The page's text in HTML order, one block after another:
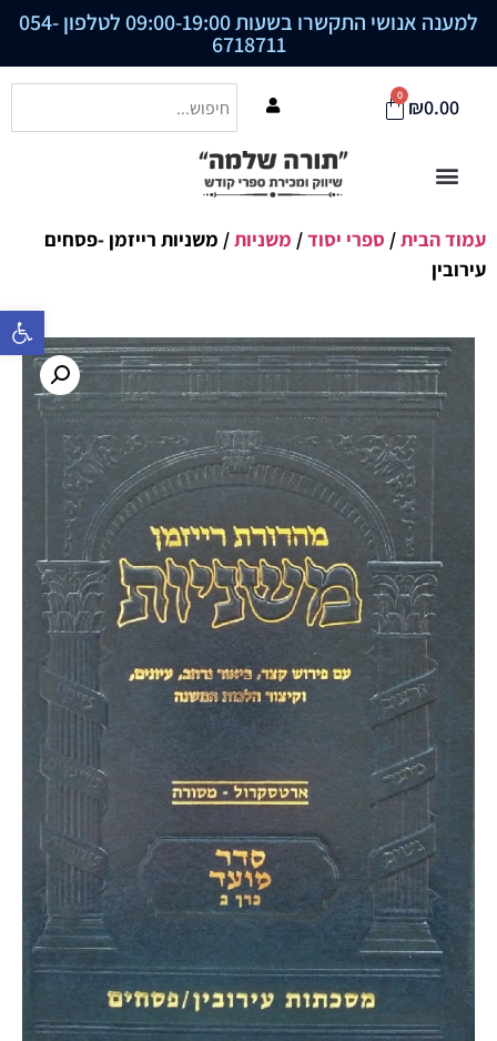
פתח סרגל
למענה אנושי התקשרו בשעות 09:00-19:00 לטלפון 054-
6718711
₪0.00
0
עמוד הבית/ ספרי יסוד/ משניות/ משניות רייזמן -פסחים
עירובין